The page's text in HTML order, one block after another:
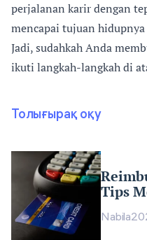
perjalanan karir dengan
mencapai tujuan
Jadi, sudahkah Anda
ikuti langkah-langkah di
Толығырақ оқу
Tips
Nabila